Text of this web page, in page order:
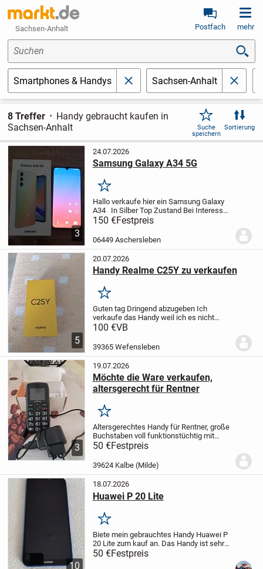
Sachsen-Anhalt Postfach mehr
Suchen
Smartphones & Handys schließenSachsen-Anhalt
8 Treffer
Handy gebraucht kaufen in
Sachsen-Anhalt
Suche
speichern
Sortierung
3
24.07.2026
Samsung Galaxy A34 5G
Merken
Hallo verkaufe hier ein Samsung Galaxy
A34
In SilberTop Zustand Bei Interesse
einfach melden
150 €Festpreis
06449 Aschersleben
5
20.07.2026
Handy Realme C25Y zu verkaufen
Merken
Guten tag Dringend abzugeben Ich
verkaufe das Handy weil ich es nicht
mehr brauche das Handy funktioniert es
bisschen es hat kein ladekabel dabei der
100 €VB
39365 Wefensleben
3
19.07.2026
Möchte die Ware verkaufen,
altersgerecht für Rentner
Merken
Altersgerechtes Handy für Rentner, große
Buchstaben voll funktionstüchtig mit
Ladekabel und Gebrauchsanweisung.
Reseiver voll funktioniert, dann die zwei
Uhren auch funktioniert. Gehörte meinen
50 €Festpreis
39624 Kalbe (Milde)
10
18.07.2026
Huawei P 20 Lite
Merken
Biete mein gebrauchtes Handy Huawei P
20 Lite zum kauf an. Das Handy ist sehr
gut erhalten. War immer mit einer
Displayschutzfolie versehen, sowie ein
50 €Festpreis